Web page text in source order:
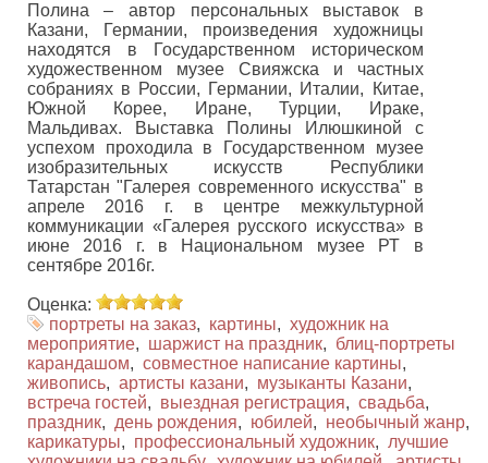
Полина – автор персональных выставок в
Казани, Германии, произведения художницы
находятся в Государственном историческом
художественном музее Свияжска и частных
собраниях в России, Германии, Италии, Китае,
Южной Корее, Иране, Турции, Ираке,
Мальдивах. Выставка Полины Илюшкиной с
успехом проходила в Государственном музее
изобразительных искусств Республики
Татарстан "Галерея современного искусства" в
апреле 2016 г. в центре межкультурной
коммуникации «Галерея русского искусства» в
июне 2016 г. в Национальном музее РТ в
сентябре 2016г.
Оценка:
портреты на заказ, картины, художник на
мероприятие, шаржист на праздник, блиц-портреты
карандашом, совместное написание картины,
живопись, артисты казани, музыканты Казани,
встреча гостей, выездная регистрация, свадьба,
праздник, день рождения, юбилей, необычный жанр,
карикатуры, профессиональный художник, лучшие